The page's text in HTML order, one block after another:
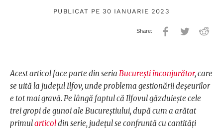
PUBLICAT PE 30 IANUARIE 2023
Acest articol face parte din seria București înconjurător, care
se uită la județul Ilfov, unde problema gestionării deșeurilor
e tot mai gravă. Pe lângă faptul că Ilfovul găzduiește cele
trei gropi de gunoi ale Bucureștiului, după cum a arătat
primularticoldin serie, județul se confruntă cu cantități